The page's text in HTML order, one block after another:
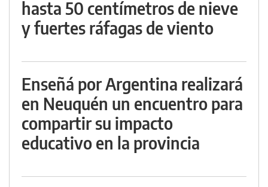
hasta 50 centímetros de nieve
y fuertes ráfagas de viento
Enseñá por Argentina realizará
en Neuquén un encuentro para
compartir su impacto
educativo en la provincia